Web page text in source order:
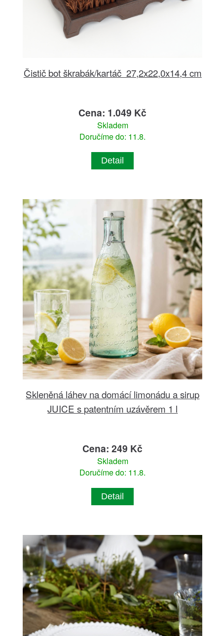
Čistič bot škrabák/kartáč 27,2x22,0x14,4 cm
Cena: 1.049 Kč
Skladem
Doručíme do: 11.8.
Detail
Skleněná láhev na domácí limonádu a sirup
JUICE s patentním uzávěrem 1 l
Cena: 249 Kč
Skladem
Doručíme do: 11.8.
Detail